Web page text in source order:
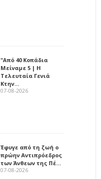
"Από 40 Κοπάδια
Μείναμε 5 | Η
Τελευταία Γενιά
Κτην…
07-08-2026
Έφυγε από τη ζωή ο
πρώην Αντιπρόεδρος
των Άνθεων της Πέ…
07-08-2026